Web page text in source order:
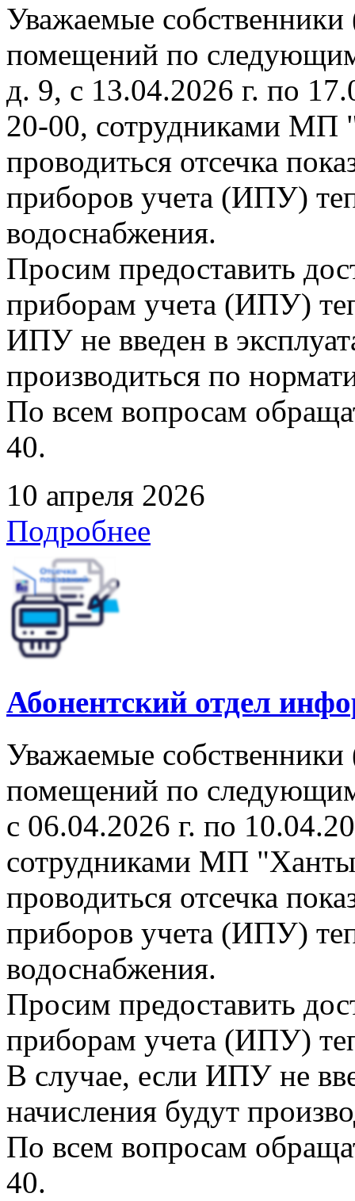
Уважаемые
помещений по
д. 9, с 13.04.2026 г. по
20-00, сотрудниками МП
проводиться отсечка
приборов учета (ИПУ)
водоснабжения.
Просим предоставить
приборам учета (ИПУ)
ИПУ не введен в
производиться по
По всем вопросам
40.
10 апреля 2026
Подробнее
Абонентский отдел
Уважаемые
помещений по
с 06.04.2026 г. по
сотрудниками МП
проводиться отсечка
приборов учета (ИПУ)
водоснабжения.
Просим предоставить
приборам учета (ИПУ)
В случае, если ИПУ не
начисления будут
По всем вопросам
40.